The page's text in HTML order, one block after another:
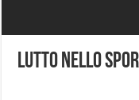
Lutto Nello